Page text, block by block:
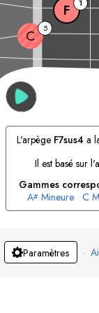
C 5
F 1
L'arpège F7sus4 a
Il est basé sur
Gammes
A# Mineure C
Paramètres ·